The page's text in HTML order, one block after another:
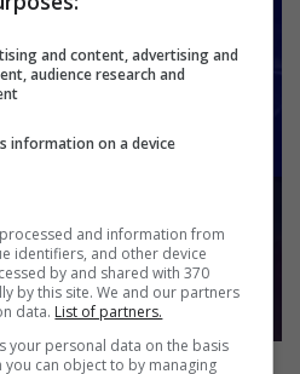
kokaine e fshehur
mes të arrestuarve
shqiptar
more
Skip Ad ❯
and content, advertising and
audience research and
information on a device
and information from
identifiers, and other device
by and shared with 370
by this site. We and our partners
data. List of partners.
your personal data on the basis
can object to by managing